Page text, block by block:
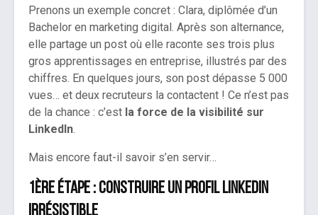
Prenons un exemple concret : Clara, diplômée d’un
Bachelor en marketing digital. Après son alternance,
elle partage un post où elle raconte ses trois plus
gros apprentissages en entreprise, illustrés par des
chiffres. En quelques jours, son post dépasse 5 000
vues… et deux recruteurs la contactent ! Ce n’est pas
de la chance : c’est la force de la visibilité sur
LinkedIn.
Mais encore faut-il savoir s’en servir…
1ère étape : construire un profil LinkedIn